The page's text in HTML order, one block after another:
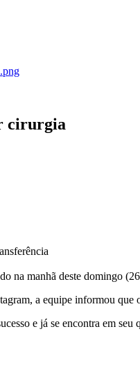
cirurgia
na manhã deste domingo
a equipe informou
e já se encontra em